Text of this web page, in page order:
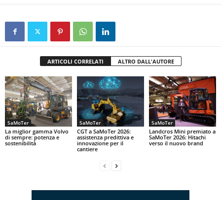
ARTICOLI CORRELATI ALTRO DALL'AUTORE
SaMoTer
La miglior gamma Volvo
di sempre: potenza e
sostenibilità
SaMoTer
CGT a SaMoTer 2026:
assistenza predittiva e
innovazione per il
cantiere
SaMoTer
Landcros Mini premiato a
SaMoTer 2026: Hitachi
verso il nuovo brand